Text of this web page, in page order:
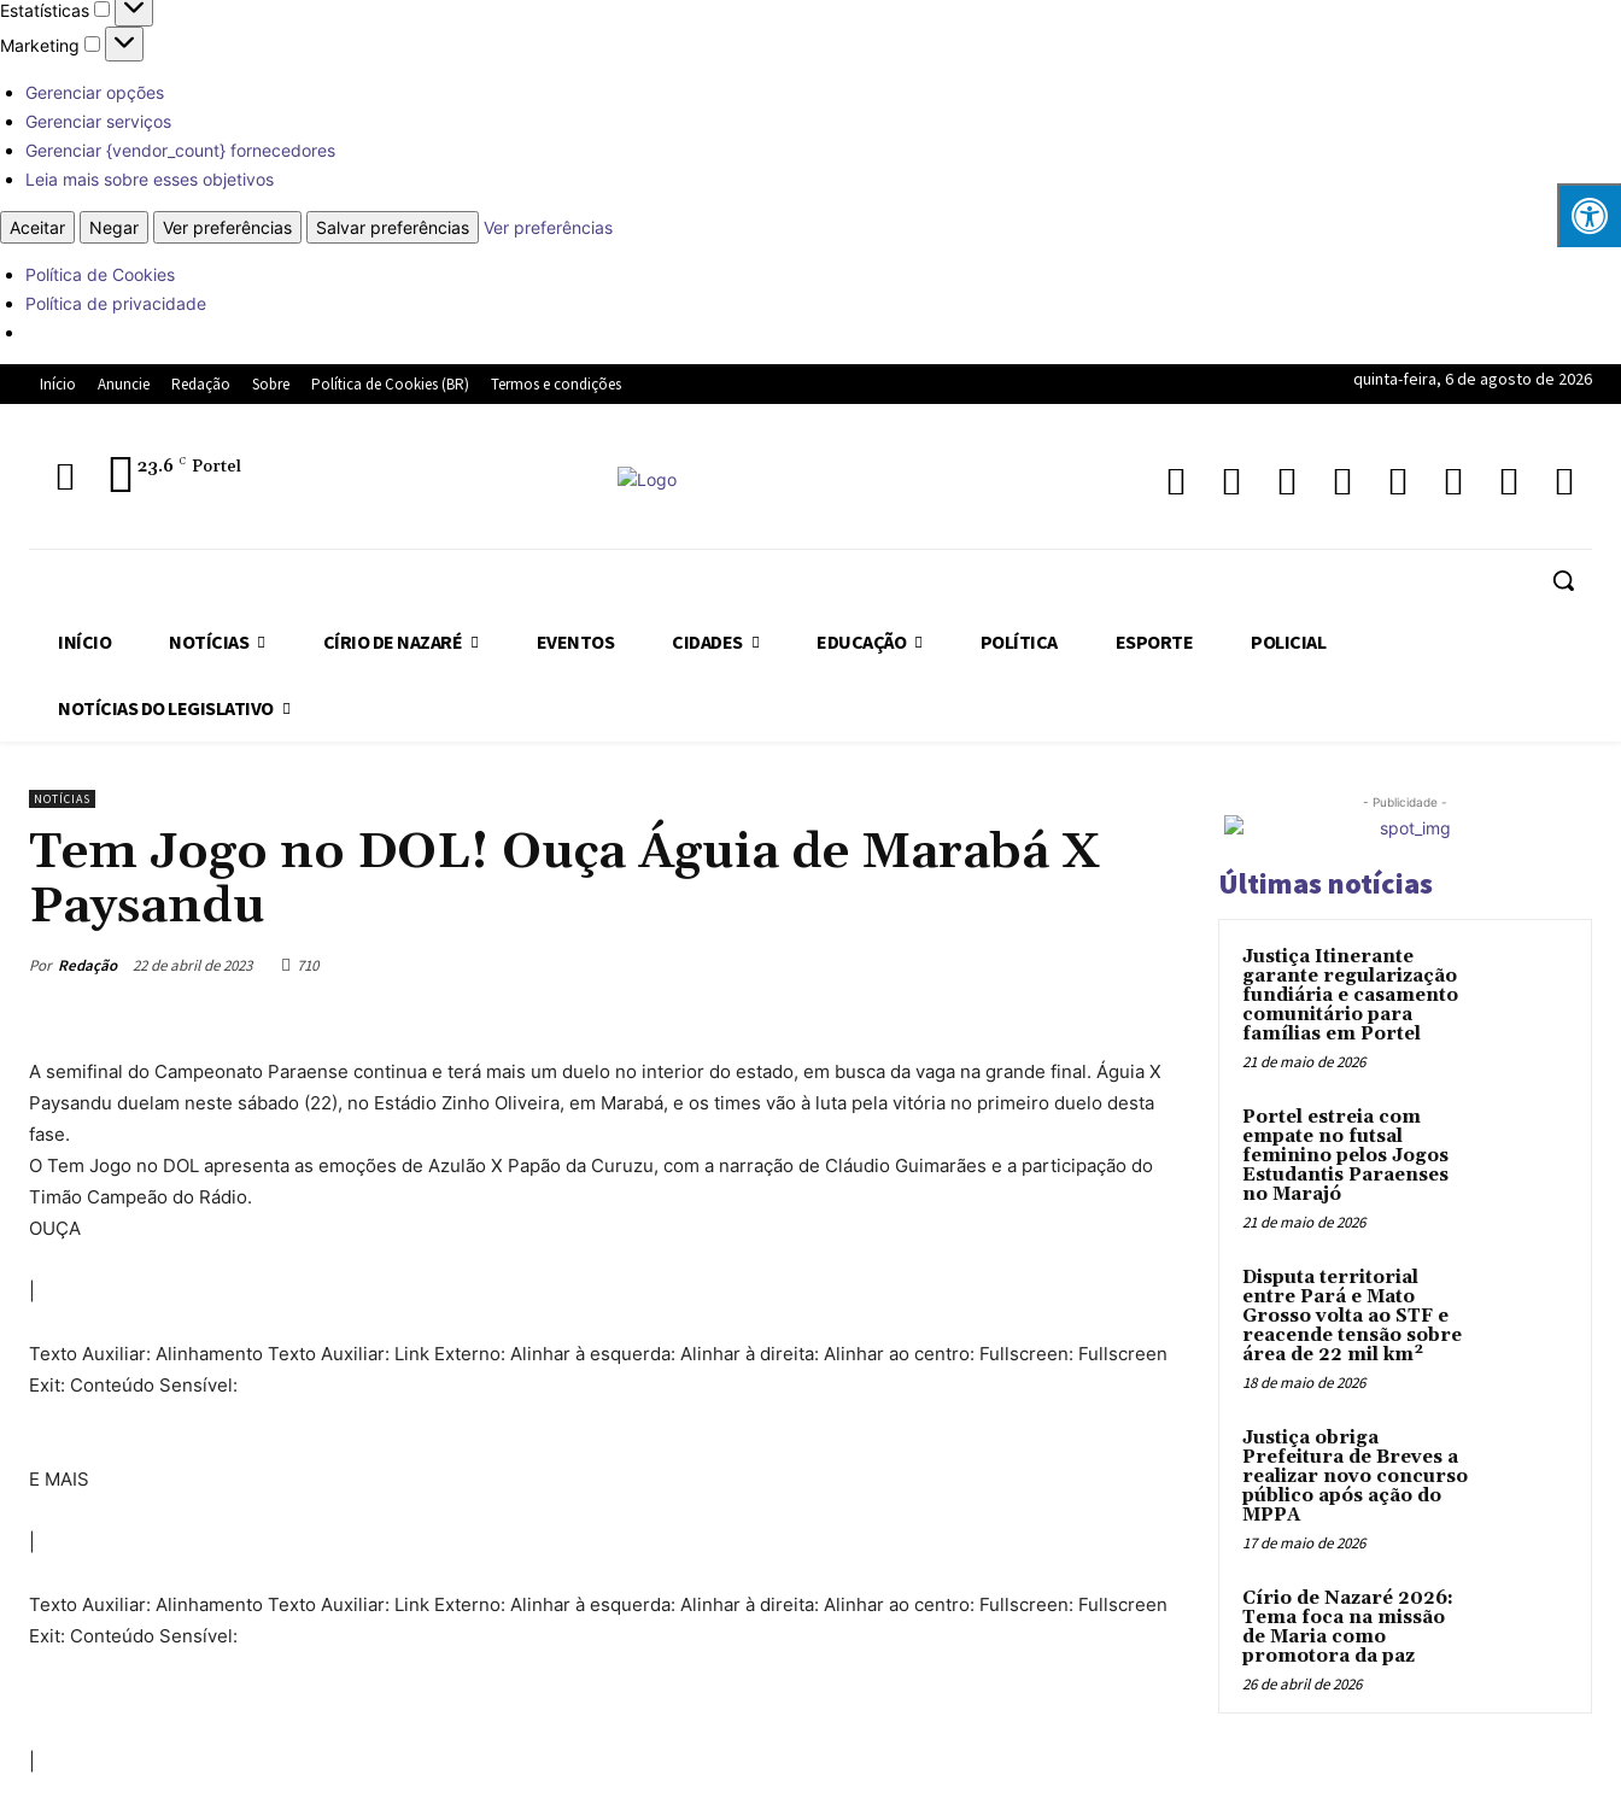
Estatísticas
Marketing Marketing
Gerenciar opções
Gerenciar serviços
Gerenciar {vendor_count} fornecedores
Leia mais sobre esses objetivos
Aceitar Negar Ver preferências Salvar preferências Ver preferências
Política de Cookies
Política de privacidade
Início Anuncie Redação Sobre Política de Cookies (BR) Termos e condições quinta-feira, 6 de agosto de 2026
23.6 C Portel
INÍCIO NOTÍCIAS CÍRIO DE NAZARÉ EVENTOS CIDADES EDUCAÇÃO POLÍTICA ESPORTE POLICIAL
NOTÍCIAS DO LEGISLATIVO
NOTÍCIAS
Tem Jogo no DOL! Ouça Águia de Marabá X
Paysandu
Por Redação 22 de abril de 2023 710
A semifinal do Campeonato Paraense continua e terá mais um duelo no interior do estado, em busca da vaga na grande final. Águia X
Paysandu duelam neste sábado (22), no Estádio Zinho Oliveira, em Marabá, e os times vão à luta pela vitória no primeiro duelo desta
fase.
O Tem Jogo no DOL apresenta as emoções de Azulão X Papão da Curuzu, com a narração de Cláudio Guimarães e a participação do
Timão Campeão do Rádio.
OUÇA
Texto Auxiliar: Alinhamento Texto Auxiliar: Link Externo: Alinhar à esquerda: Alinhar à direita: Alinhar ao centro: Fullscreen: Fullscreen
Exit: Conteúdo Sensível:
E MAIS
Texto Auxiliar: Alinhamento Texto Auxiliar: Link Externo: Alinhar à esquerda: Alinhar à direita: Alinhar ao centro: Fullscreen: Fullscreen
Exit: Conteúdo Sensível:
- Publicidade -
Últimas notícias
Justiça Itinerante
garante regularização
fundiária e casamento
comunitário para
famílias em Portel
21 de maio de 2026
Portel estreia com
empate no futsal
feminino pelos Jogos
Estudantis Paraenses
no Marajó
21 de maio de 2026
Disputa territorial
entre Pará e Mato
Grosso volta ao STF e
reacende tensão sobre
área de 22 mil km²
18 de maio de 2026
Justiça obriga
Prefeitura de Breves a
realizar novo concurso
público após ação do
MPPA
17 de maio de 2026
Círio de Nazaré 2026:
Tema foca na missão
de Maria como
promotora da paz
26 de abril de 2026